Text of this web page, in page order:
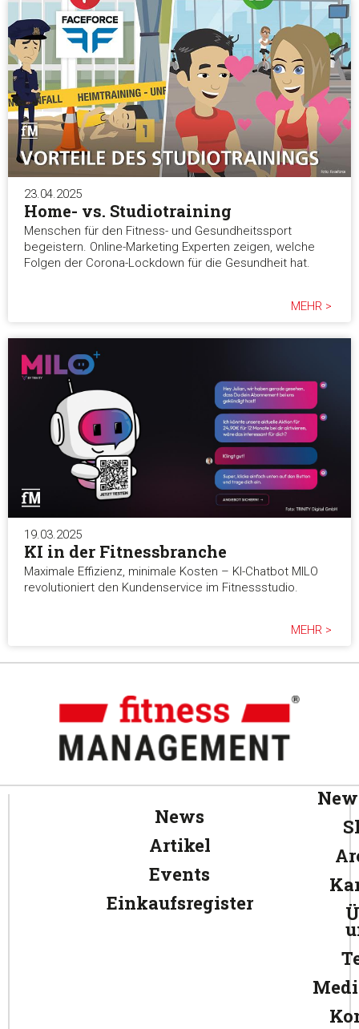
23.04.2025
Home- vs. Studiotraining
Menschen für den Fitness- und Gesundheitssport
begeistern. Online-Marketing Experten zeigen, welche
Folgen der Corona-Lockdown für die Gesundheit hat.
MEHR >
19.03.2025
KI in der Fitnessbranche
Maximale Effizienz, minimale Kosten – KI-Chatbot MILO
revolutioniert den Kundenservice im Fitnessstudio.
MEHR >
News
Artikel
Events
Einkaufsregister